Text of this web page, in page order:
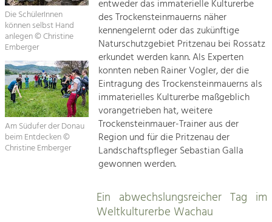
& Identity
Equality, Youth and Integration.
Mobility & Energy
Climate Change, Public Transport and
Renewable Energy.
Economy
Increase in Regional Value Added.
Die SchülerInnen
können selbst Hand
anlegen © Christine
Emberger
Am Südufer der Donau
beim Entdecken ©
Christine Emberger
entweder das immaterielle Kulturerbe
des Trockensteinmauerns näher
kennengelernt oder das zukünftige
Naturschutzgebiet Pritzenau bei Rossatz
erkundet werden kann. Als Experten
konnten neben Rainer Vogler, der die
Eintragung des Trockensteinmauerns als
immaterielles Kulturerbe maßgeblich
vorangetrieben hat, weitere
Trockensteinmauer-Trainer aus der
Region und für die Pritzenau der
Landschaftspfleger Sebastian Galla
gewonnen werden.
Ein abwechslungsreicher Tag im
Weltkulturerbe Wachau